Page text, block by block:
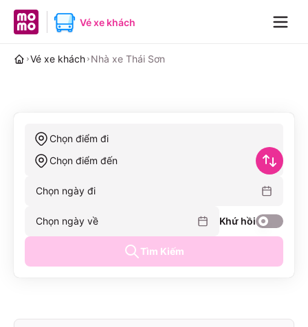
MoMo home pageVé xe khách
Vé xe khách Nhà xe Thái Sơn
Chọn điểm đi
Chọn điểm đến
Chọn ngày đi
Khứ hồi
Chọn ngày về
Tìm Kiếm